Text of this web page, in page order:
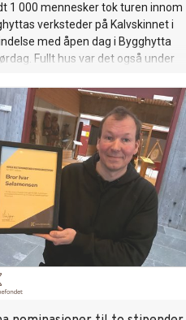
1 000 mennesker tok turen innom
verksteder på Kalvskinnet i
med åpen dag i Bygghytta
Fullt hus var det også under
domen» i Erkebispegården senere